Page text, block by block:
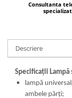
Becuri auto
Becuri Led Auto
Becuri Xenon Auto
Faruri Camioane,
Tractoare
Consultanta
Descriere
Specificații
lampă
ambele părți;